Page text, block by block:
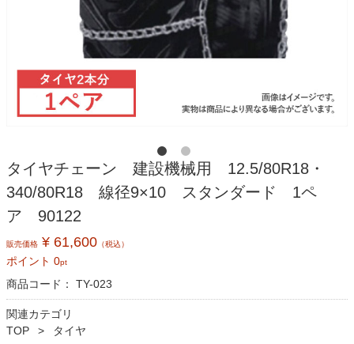
タイヤチェーン 建設機械用 12.5/80R18・
340/80R18 線径9×10 スタンダード 1ペ
ア 90122
販売価格 ¥ 61,600 （税込）
ポイント 0pt
商品コード： TY-023
関連カテゴリ
TOP
タイヤ